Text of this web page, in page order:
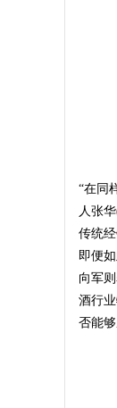
“在同
人张
传统
即便
向军
酒行
否能